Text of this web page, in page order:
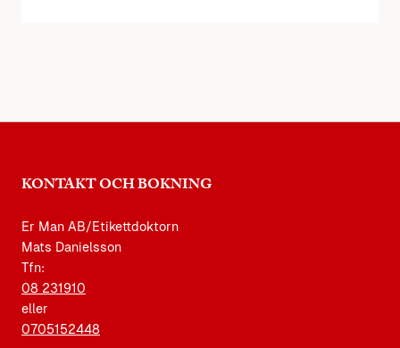
KONTAKT OCH BOKNING
Er Man AB/Etikettdoktorn
Mats Danielsson
Tfn:
08 231910
eller
0705152448